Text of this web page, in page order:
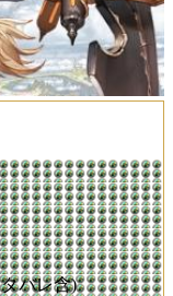
バレ含)